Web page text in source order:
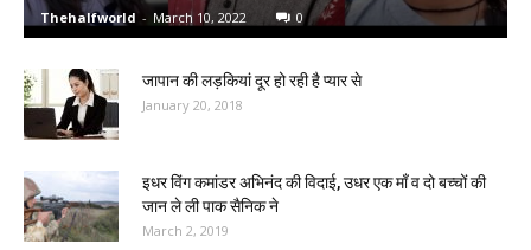
Thehalfworld - March 10, 2022 0
जापान की लड़कियां दूर हो रही है प्यार से
January 20, 2018
इधर विंग कमांडर अभिनंद की विदाई, उधर एक माँ व दो बच्चों की
जान ले ली पाक सैनिक ने
March 2, 2019